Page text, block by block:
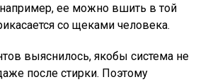
ее можно вшить в той
со щеками человека.
выяснилось, якобы система не
после стирки. Поэтому